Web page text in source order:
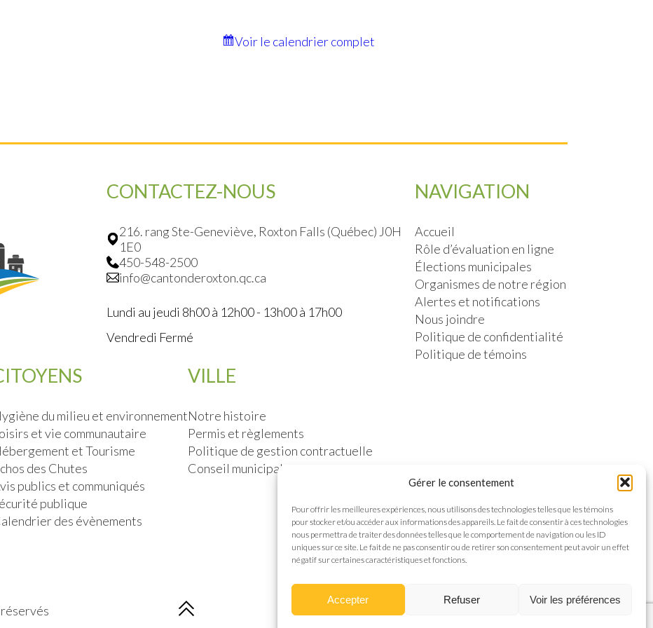
Gérer le consentement
Pour offrir les meilleures expériences, nous utilisons des technologies telles que les témoins
pour stocker et/ou accéder aux informations des appareils. Le fait de consentir à ces technologies
nous permettra de traiter des données telles que le comportement de navigation ou les ID
uniques sur ce site. Le fait de ne pas consentir ou de retirer son consentement peut avoir un effet
négatif sur certaines caractéristiques et fonctions.
Accepter Refuser Voir les préférences
Voir le calendrier complet
NAVIGATION
Accueil
Rôle d’évaluation en ligne
Élections municipales
Organismes de notre région
Alertes et notifications
Nous joindre
Politique de confidentialité
Politique de témoins
du milieu et environnement
et vie communautaire
et Tourisme
des Chutes
publics et communiqués
publique
des évènements
VILLE
Notre histoire
Permis et règlements
Politique de gestion contractuelle
Conseil municipal
CONTACTEZ-NOUS
216. rang Ste-Geneviève, Roxton Falls (Québec) J0H
1E0
450-548-2500
info@cantonderoxton.qc.ca
Lundi au jeudi 8h00 à 12h00 - 13h00 à 17h00
Vendredi Fermé
Conception web Communication par l'image